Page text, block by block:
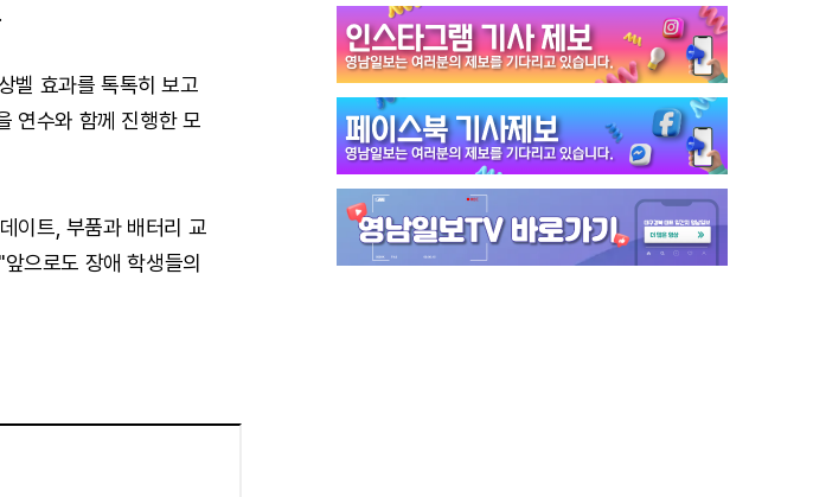
벨 효과를 톡톡히 보고
연수와 함께 진행한 모
이트, 부품과 배터리 교
으로도 장애 학생들의